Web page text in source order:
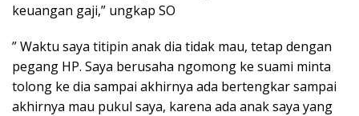
keuangan gaji,” ungkap SO
” Waktu saya titipin anak dia tidak mau, tetap dengan
pegang HP. Saya berusaha ngomong ke suami minta
tolong ke dia sampai akhirnya ada bertengkar sampai
akhirnya mau pukul saya, karena ada anak saya yang